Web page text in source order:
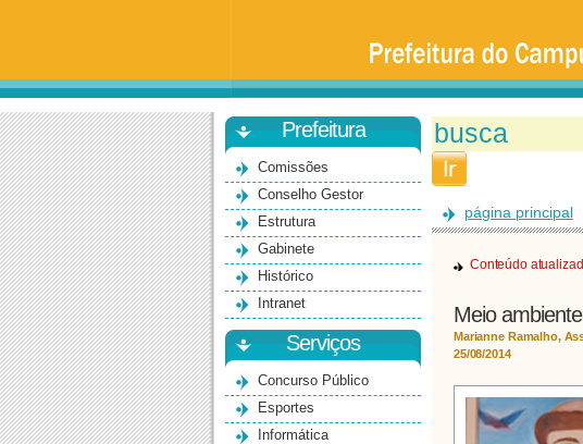
São
Paulo
-
Bauru Prefeitura
Comissões
Conselho Gestor
Estrutura
Gabinete
Histórico
Intranet
Serviços
Concurso Público
Esportes
Informática
página principal
Conteúdo
Meio
Marianne Ramalho,
25/08/2014